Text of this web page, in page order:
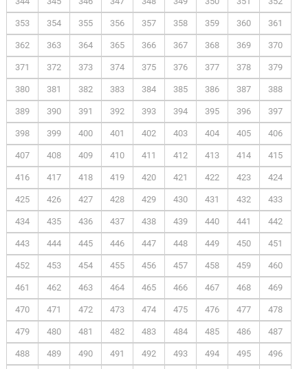
353 354 355 356 357 358 359 360 361
362 363 364 365 366 367 368 369 370
371 372 373 374 375 376 377 378 379
380 381 382 383 384 385 386 387 388
389 390 391 392 393 394 395 396 397
398 399 400 401 402 403 404 405 406
407 408 409 410 411 412 413 414 415
416 417 418 419 420 421 422 423 424
425 426 427 428 429 430 431 432 433
434 435 436 437 438 439 440 441 442
443 444 445 446 447 448 449 450 451
452 453 454 455 456 457 458 459 460
461 462 463 464 465 466 467 468 469
470 471 472 473 474 475 476 477 478
479 480 481 482 483 484 485 486 487
488 489 490 491 492 493 494 495 496